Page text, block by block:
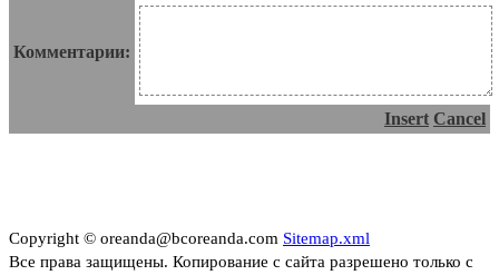
Комментарии:
Insert Cancel
Copyright © oreanda@bcoreanda.com Sitemap.xml
Все права защищены. Копирование с сайта разрешено только с